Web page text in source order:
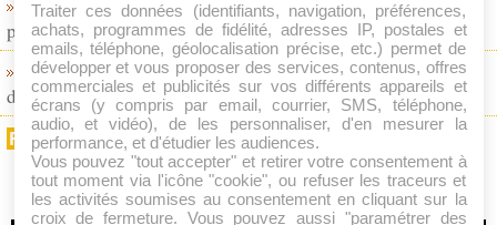
patine 24/01/2026
Yaser Asprilla vers Galatasaray : Benfica, l’Ajax et l’OM
doublés 23/01/2026
FLUX RSS
Traiter ces données (identifiants, navigation, préférences,
achats, programmes de fidélité, adresses IP, postales et
emails, téléphone, géolocalisation précise, etc.) permet de
développer et vous proposer des services, contenus, offres
commerciales et publicités sur vos différents appareils et
écrans (y compris par email, courrier, SMS, téléphone,
audio, et vidéo), de les personnaliser, d'en mesurer la
performance, et d'étudier les audiences.
Vous pouvez "tout accepter" et retirer votre consentement à
tout moment via l'icône "cookie", ou refuser les traceurs et
les activités soumises au consentement en cliquant sur la
croix de fermeture. Vous pouvez aussi "paramétrer des